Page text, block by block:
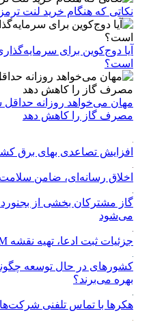
نکاتی که هنگام خرید لنت ترمز
است؟
مهان می‌خواهد روزانه
مصرف گاز را کاهش دهد
افزایش تصاعدی بهای برق
اخلاق رسانه‌ای، ضامن
می‌شود
جزئیات ثبت ادعا، تهیه نقشه UTM و ارائه مادر سند اعلام شد
کشورهای در حال توسعه
بهره می‌برند؟
هکرها با تماس تلفنی